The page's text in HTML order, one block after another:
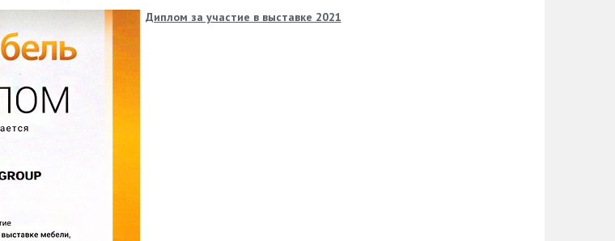
Диплом за участие в выставке 2021